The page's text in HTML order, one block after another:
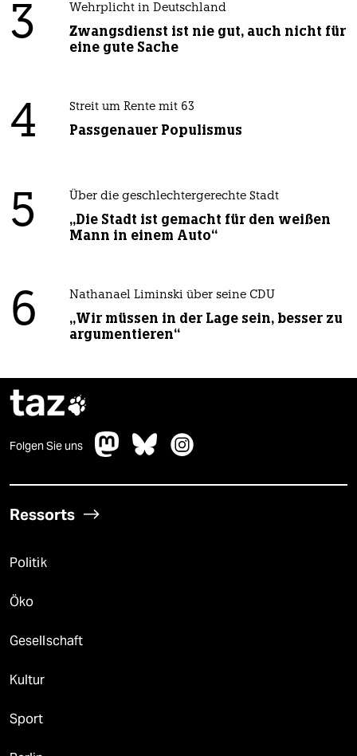
3 Wehrplicht in Deutschland
Zwangsdienst ist nie gut, auch nicht für
eine gute Sache
4 Streit um Rente mit 63
Passgenauer Populismus
5 Über die geschlechtergerechte Stadt
„Die Stadt ist gemacht für den weißen
Mann in einem Auto“
6 Nathanael Liminski über seine CDU
„Wir müssen in der Lage sein, besser zu
argumentieren“
taz
Folgen Sie uns
Ressorts
Politik
Öko
Gesellschaft
Kultur
Sport